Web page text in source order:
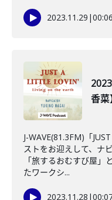
2023.11.29 |
香菜
J-WAVE(81.3FM)「
ストをお迎えして、ナ
「旅するおむすび屋
たワークシ...
2023.11.28 |